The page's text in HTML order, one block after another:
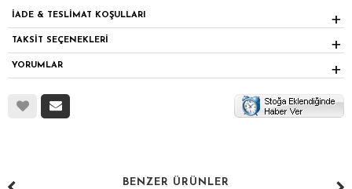
İADE & TESLİMAT KOŞULLARI
TAKSİT SEÇENEKLERİ
YORUMLAR
BENZER ÜRÜNLER